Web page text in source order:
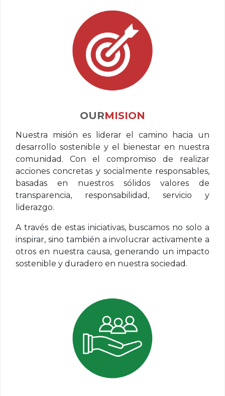
MISION
Nuestra misión es liderar el camino hacia un
desarrollo sostenible y el bienestar en nuestra
comunidad. Con el compromiso de realizar
acciones concretas y socialmente responsables,
basadas en nuestros sólidos valores de
transparencia, responsabilidad, servicio y
liderazgo.
A través de estas iniciativas, buscamos no solo a
inspirar, sino también a involucrar activamente a
otros en nuestra causa, generando un impacto
sostenible y duradero en nuestra sociedad.